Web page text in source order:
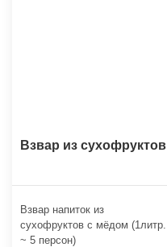
Взвар из сухофруктов
Взвар напиток из
сухофруктов с мёдом (1литр.
~ 5 персон)